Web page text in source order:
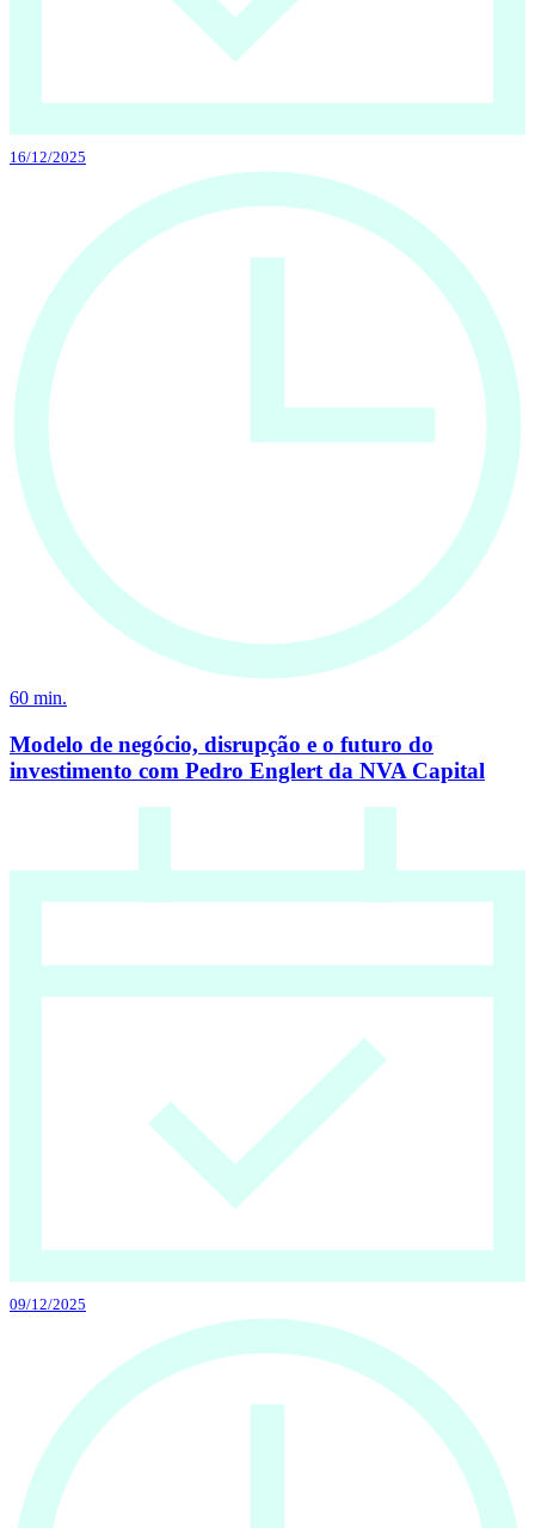
16/12/2025
60 min.
Modelo de negócio, disrupção e o futuro do
investimento com Pedro Englert da NVA Capital
09/12/2025